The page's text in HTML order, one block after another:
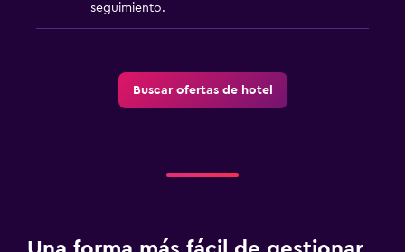
seguimiento.
Buscar ofertas de hotel